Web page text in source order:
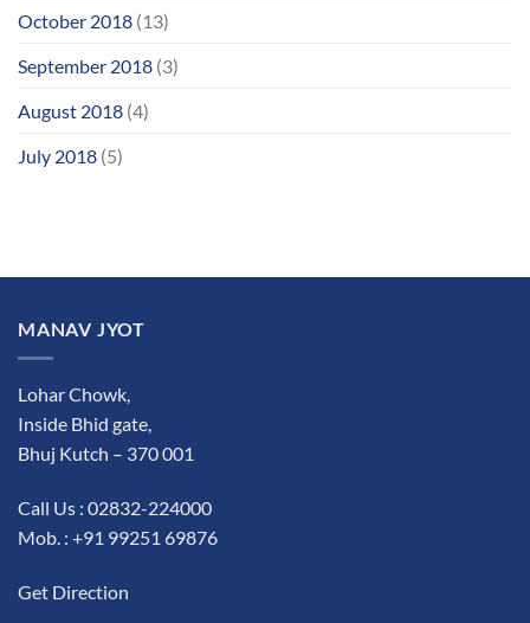
October 2018 (13)
September 2018 (3)
August 2018 (4)
July 2018 (5)
MANAV JYOT
Lohar Chowk,
Inside Bhid gate,
Bhuj Kutch – 370 001
Call Us : 02832-224000
Mob. : +91 99251 69876
Get Direction